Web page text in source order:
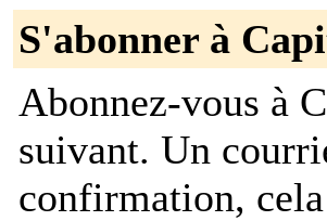
S'abonner à
Abonnez-vous à
suivant. Un
confirmation, cela